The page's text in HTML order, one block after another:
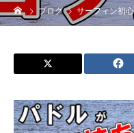
ブログ サーフィン初心者必見